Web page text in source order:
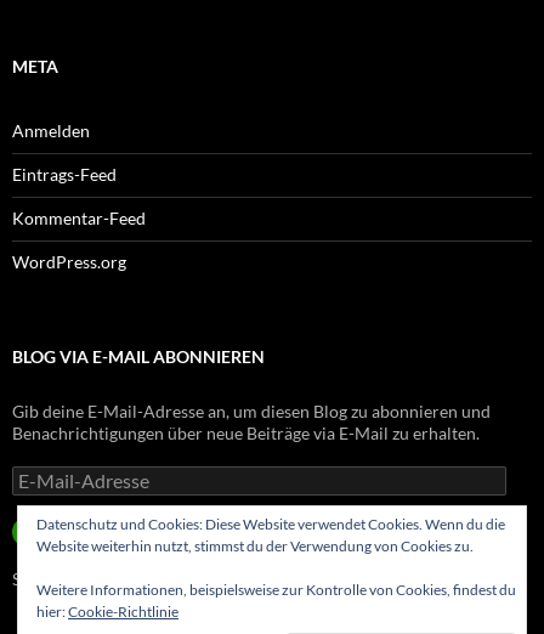
META
Anmelden
Eintrags-Feed
Kommentar-Feed
WordPress.org
BLOG VIA E-MAIL ABONNIEREN
Gib deine E-Mail-Adresse an, um diesen Blog zu abonnieren und
Benachrichtigungen über neue Beiträge via E-Mail zu erhalten.
E-
Mail-
Adresse
ABONNIEREN
Schließe dich 8 anderen Abonnenten an
Datenschutz und Cookies: Diese Website verwendet Cookies. Wenn du die
Website weiterhin nutzt, stimmst du der Verwendung von Cookies zu.
Weitere Informationen, beispielsweise zur Kontrolle von Cookies, findest du
hier:Cookie-Richtlinie